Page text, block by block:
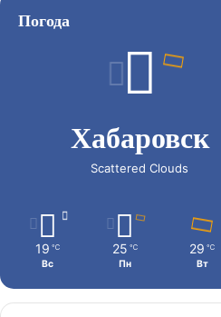
Погода
Хабаровск
Scattered Clouds
19 ℃
Вс
25 ℃
Пн
29 ℃
Вт